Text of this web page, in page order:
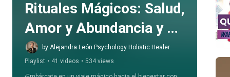
Rituales Mágicos: Salud,
Amor y Abundancia y
mucho más
by Alejandra León Psychology Holistic Healer
Playlist • 41 videos • 534 views